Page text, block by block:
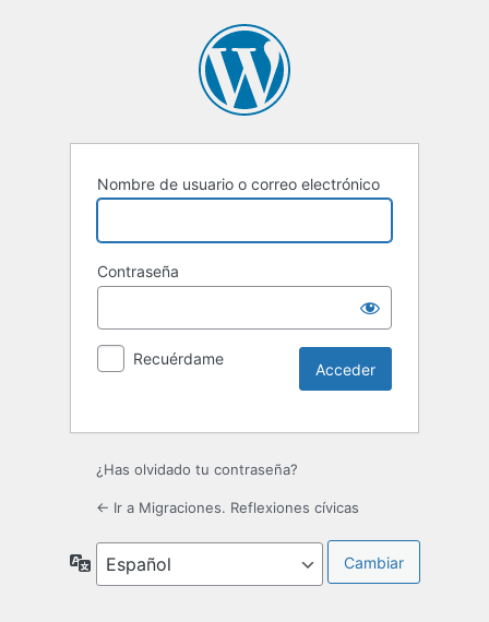
Nombre de usuario o correo electrónico
Contraseña
Recuérdame
¿Has olvidado tu contraseña?
← Ir a Migraciones. Reflexiones cívicas
Idioma